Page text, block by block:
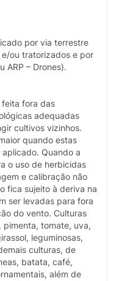
por via terrestre
ou tratorizados e por
ARP – Drones).
fora das
adequadas
cultivos vizinhos.
quando estas
Quando a
o uso de herbicidas
e calibração não
fica sujeito à deriva na
ser levadas para fora
do vento. Culturas
tomate, uva,
leguminosas,
culturas, de
batata, café,
além de